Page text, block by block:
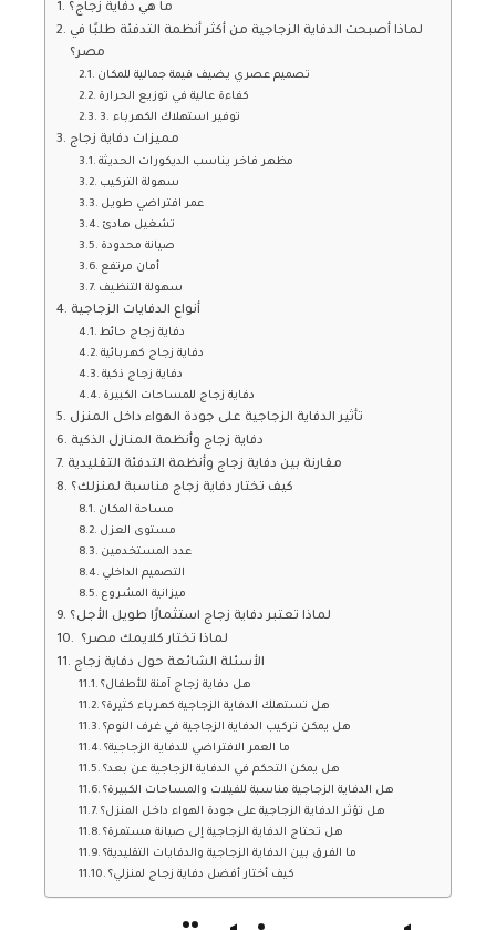
ما هي دفاية زجاج؟
لماذا أصبحت الدفاية الزجاجية من أكثر أنظمة التدفئة طلبًا في
مصر؟
تصميم عصري يضيف قيمة جمالية للمكان
كفاءة عالية في توزيع الحرارة
3. توفير استهلاك الكهرباء
مميزات دفاية زجاج
مظهر فاخر يناسب الديكورات الحديثة
سهولة التركيب
عمر افتراضي طويل
تشغيل هادئ
صيانة محدودة
أمان مرتفع
سهولة التنظيف
أنواع الدفايات الزجاجية
دفاية زجاج حائط
دفاية زجاج كهربائية
دفاية زجاج ذكية
دفاية زجاج للمساحات الكبيرة
تأثير الدفاية الزجاجية على جودة الهواء داخل المنزل
دفاية زجاج وأنظمة المنازل الذكية
مقارنة بين دفاية زجاج وأنظمة التدفئة التقليدية
كيف تختار دفاية زجاج مناسبة لمنزلك؟
مساحة المكان
مستوى العزل
عدد المستخدمين
التصميم الداخلي
ميزانية المشروع
لماذا تعتبر دفاية زجاج استثمارًا طويل الأجل؟
لماذا تختار كلايمك مصر؟
الأسئلة الشائعة حول دفاية زجاج
هل دفاية زجاج آمنة للأطفال؟
هل تستهلك الدفاية الزجاجية كهرباء كثيرة؟
هل يمكن تركيب الدفاية الزجاجية في غرف النوم؟
ما العمر الافتراضي للدفاية الزجاجية؟
هل يمكن التحكم في الدفاية الزجاجية عن بعد؟
هل الدفاية الزجاجية مناسبة للفيلات والمساحات الكبيرة؟
هل تؤثر الدفاية الزجاجية على جودة الهواء داخل المنزل؟
هل تحتاج الدفاية الزجاجية إلى صيانة مستمرة؟
ما الفرق بين الدفاية الزجاجية والدفايات التقليدية؟
كيف أختار أفضل دفاية زجاج لمنزلي؟